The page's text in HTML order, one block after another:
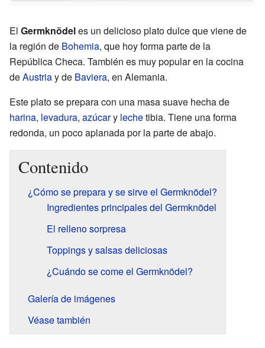
El Germknödeles un delicioso plato dulce que viene de
la región de Bohemia, que hoy forma parte de la
República Checa. También es muy popular en la cocina
deAustriay de Baviera, en Alemania.
Este plato se prepara con una masa suave hecha de
harina, levadura, azúcary lechetibia. Tiene una forma
redonda, un poco aplanada por la parte de abajo.
Contenido
¿Cómo se prepara y se sirve el Germknödel?
Ingredientes principales del Germknödel
El relleno sorpresa
Toppings y salsas deliciosas
¿Cuándo se come el Germknödel?
Galería de imágenes
Véase también